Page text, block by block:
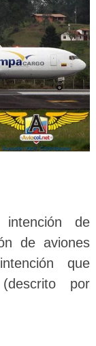
de
de aviones
que
por